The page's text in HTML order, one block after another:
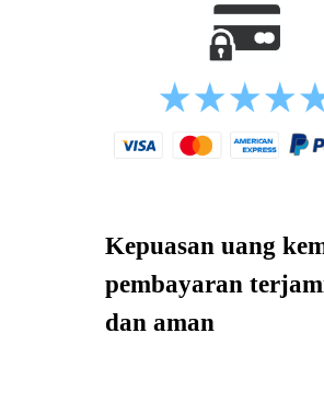
Kepuasan uang
pembayaran
dan aman